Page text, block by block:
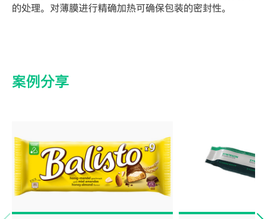
的处理。对薄膜进行精确加热可确保包装的密封性。
案例分享